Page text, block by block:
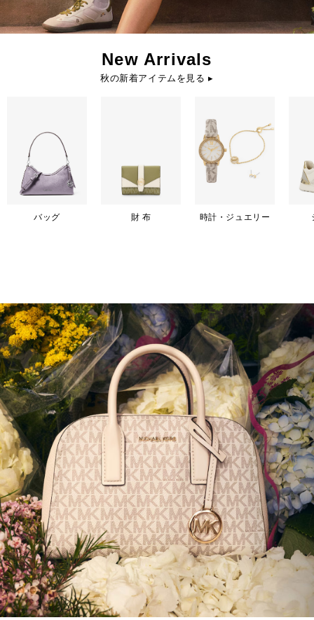
New Arrivals
秋の新着アイテムを見る ▸
バッグ 財 布 時計・ジュエリー